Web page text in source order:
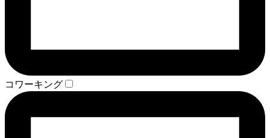
コワーキング